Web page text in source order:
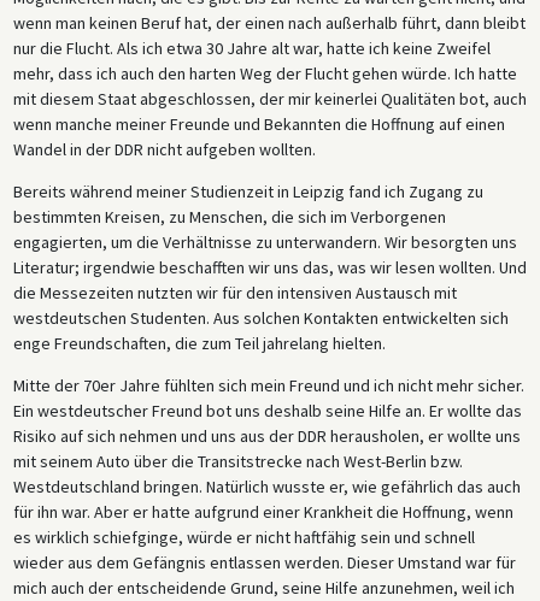
wenn man keinen Beruf hat, der einen nach außerhalb führt, dann bleibt
nur die Flucht. Als ich etwa 30 Jahre alt war, hatte ich keine Zweifel
mehr, dass ich auch den harten Weg der Flucht gehen würde. Ich hatte
mit diesem Staat abgeschlossen, der mir keinerlei Qualitäten bot, auch
wenn manche meiner Freunde und Bekannten die Hoffnung auf einen
Wandel in der DDR nicht aufgeben wollten.
Bereits während meiner Studienzeit in Leipzig fand ich Zugang zu
bestimmten Kreisen, zu Menschen, die sich im Verborgenen
engagierten, um die Verhältnisse zu unterwandern. Wir besorgten uns
Literatur; irgendwie beschafften wir uns das, was wir lesen wollten. Und
die Messezeiten nutzten wir für den intensiven Austausch mit
westdeutschen Studenten. Aus solchen Kontakten entwickelten sich
enge Freundschaften, die zum Teil jahrelang hielten.
Mitte der 70er Jahre fühlten sich mein Freund und ich nicht mehr sicher.
Ein westdeutscher Freund bot uns deshalb seine Hilfe an. Er wollte das
Risiko auf sich nehmen und uns aus der DDR herausholen, er wollte uns
mit seinem Auto über die Transitstrecke nach West-Berlin bzw.
Westdeutschland bringen. Natürlich wusste er, wie gefährlich das auch
für ihn war. Aber er hatte aufgrund einer Krankheit die Hoffnung, wenn
es wirklich schiefginge, würde er nicht haftfähig sein und schnell
wieder aus dem Gefängnis entlassen werden. Dieser Umstand war für
mich auch der entscheidende Grund, seine Hilfe anzunehmen, weil ich